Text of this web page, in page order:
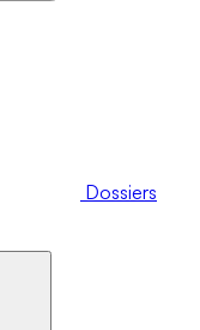
Dossiers